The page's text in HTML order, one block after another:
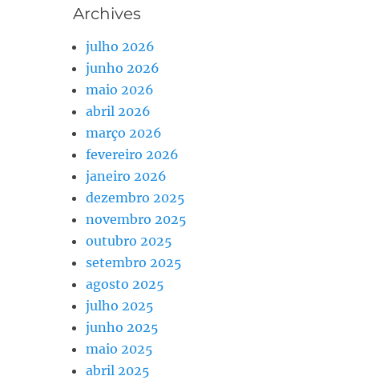
Archives
julho 2026
junho 2026
maio 2026
abril 2026
março 2026
fevereiro 2026
janeiro 2026
dezembro 2025
novembro 2025
outubro 2025
setembro 2025
agosto 2025
julho 2025
junho 2025
maio 2025
abril 2025